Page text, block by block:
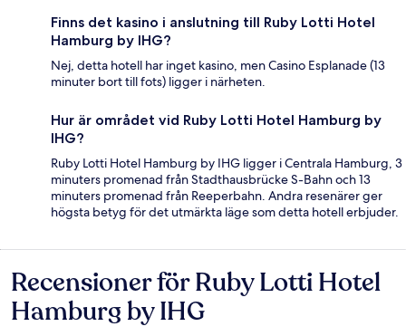
Finns det kasino i anslutning till Ruby Lotti Hotel
Hamburg by IHG?
Nej, detta hotell har inget kasino, men Casino Esplanade (13
minuter bort till fots) ligger i närheten.
Hur är området vid Ruby Lotti Hotel Hamburg by
IHG?
Ruby Lotti Hotel Hamburg by IHG ligger i Centrala Hamburg, 3
minuters promenad från Stadthausbrücke S-Bahn och 13
minuters promenad från Reeperbahn. Andra resenärer ger
högsta betyg för det utmärkta läge som detta hotell erbjuder.
Recensioner
Recensioner för Ruby Lotti Hotel
Hamburg by IHG